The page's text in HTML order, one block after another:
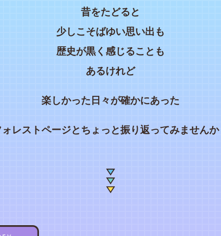
昔をたどると
少しこそばゆい思い出も
歴史が黒く感じることも
あるけれど
楽しかった日々が確かにあった
レストページとちょっと振り返ってみません